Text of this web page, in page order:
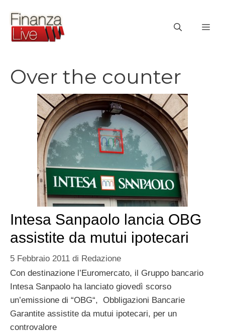
contenuto
Over the counter
Intesa Sanpaolo lancia OBG
assistite da mutui ipotecari
5 Febbraio 2011 di Redazione
Con destinazione l’Euromercato, il Gruppo bancario
Intesa Sanpaolo ha lanciato giovedì scorso
un’emissione di “OBG“, Obbligazioni Bancarie
Garantite assistite da mutui ipotecari, per un
controvalore